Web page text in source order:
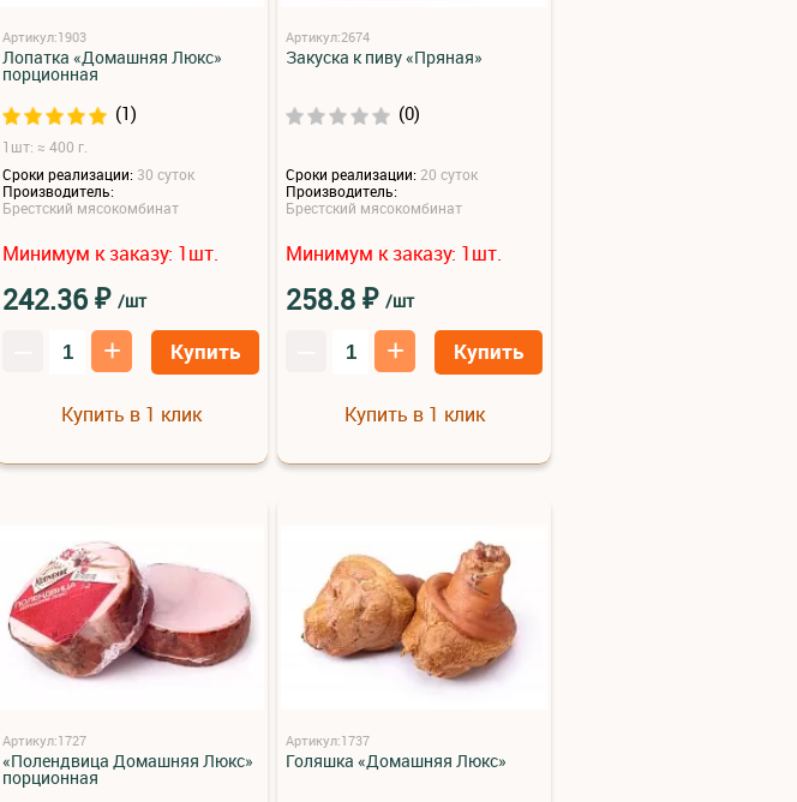
Артикул:1903
Лопатка «Домашняя Люкс»
порционная
(1)
1шт: ≈ 400 г.
Сроки реализации: 30 суток
Производитель:
Брестский мясокомбинат
Минимум к заказу: 1шт.
242.36₽ /шт
+ Купить
Купить в 1 клик
Артикул:2674
Закуска к пиву «Пряная»
(0)
Сроки реализации: 20 суток
Производитель:
Брестский мясокомбинат
Минимум к заказу: 1шт.
258.8₽ /шт
+ Купить
Купить в 1 клик
Артикул:1727
«Полендвица Домашняя Люкс»
порционная
Артикул:1737
Голяшка «Домашняя Люкс»